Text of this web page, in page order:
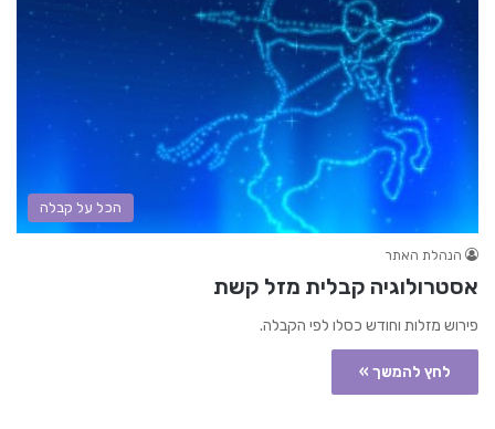
הכל על קבלה
הנהלת האתר
אסטרולוגיה קבלית מזל קשת
פירוש מזלות וחודש כסלו לפי הקבלה.
לחץ להמשך »